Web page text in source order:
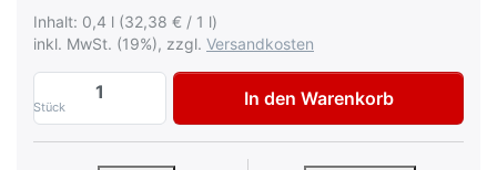
Inhalt: 0,4 l (32,38 € / 1 l)
inkl. MwSt. (19%), zzgl. Versandkosten
Stück
Autolack Renault RXB Opal Blau
In den Warenkorb